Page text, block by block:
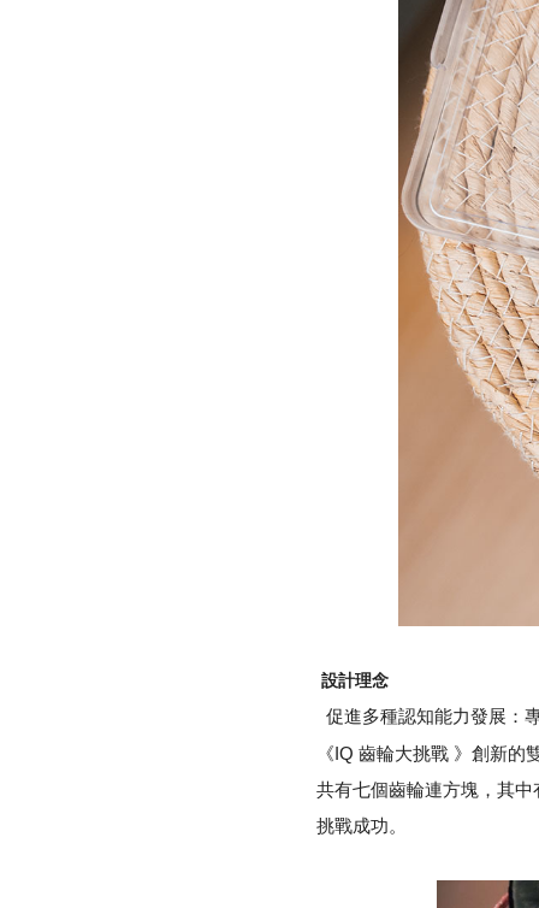
設計理念
促進多種認知能力發展：
《IQ 齒輪大挑戰 》創新
共有七個齒輪連方塊，其
挑戰成功。